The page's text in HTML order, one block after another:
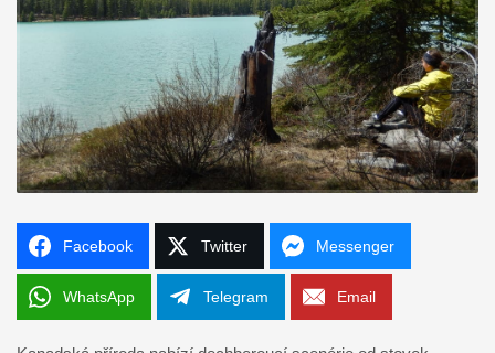
Facebook Twitter Messenger
WhatsApp Telegram Email